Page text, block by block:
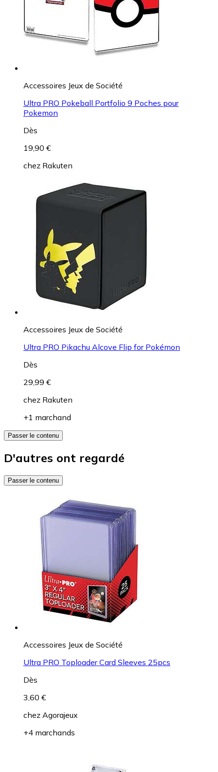
Accessoires Jeux de Société
Ultra PRO Pokeball Portfolio 9 Poches pour
Pokemon
Dès
19,90 €
chez Rakuten
Accessoires Jeux de Société
Ultra PRO Pikachu Alcove Flip for Pokémon
Dès
29,99 €
chez Rakuten
+1 marchand
Passer le contenu
D'autres ont regardé
Passer le contenu
Accessoires Jeux de Société
Ultra PRO Toploader Card Sleeves 25pcs
Dès
3,60 €
chez Agorajeux
+4 marchands